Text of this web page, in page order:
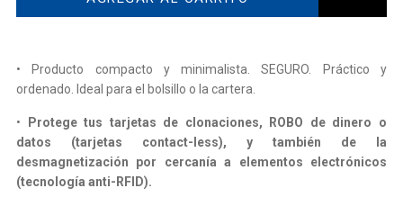
• Producto compacto y minimalista. SEGURO. Práctico y
ordenado. Ideal para el bolsillo o la cartera.
•
Protege tus tarjetas de clonaciones, ROBO de dinero o
datos (tarjetas contact-less), y también de la
desmagnetización por cercanía a elementos electrónicos
(tecnología anti-RFID).